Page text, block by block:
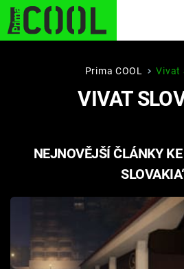
STARHOUSE BUFFY,
PLNEJ KOTEL
Seriály
Prima COOL Vivat
VIVAT
NEJNOVĚJŠÍ ČLÁNKY